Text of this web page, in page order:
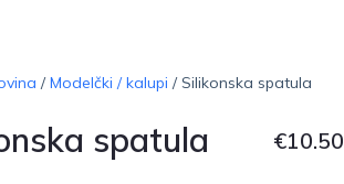
/Modelčki / kalupi / Silikonska spatula
spatula €10.50